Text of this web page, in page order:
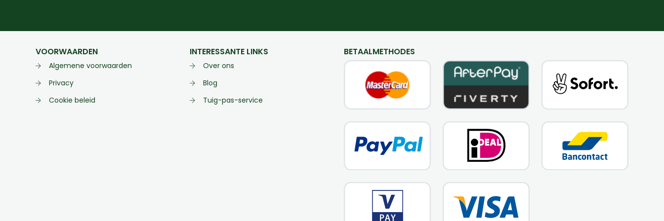
VOORWAARDEN
Algemene voorwaarden
Privacy
Cookie beleid
INTERESSANTE LINKS
Over ons
Blog
Tuig-pas-service
BETAALMETHODES